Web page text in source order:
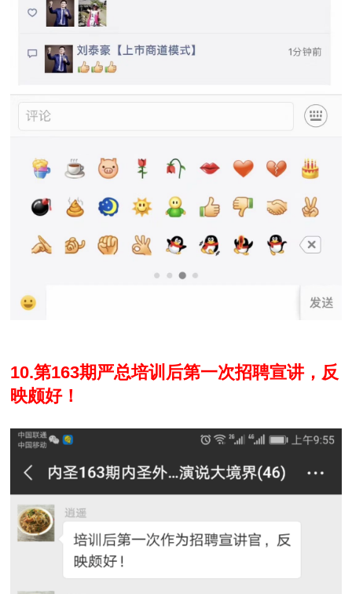
10.第163期严总培训后第一次招聘宣讲，反
映颇好！